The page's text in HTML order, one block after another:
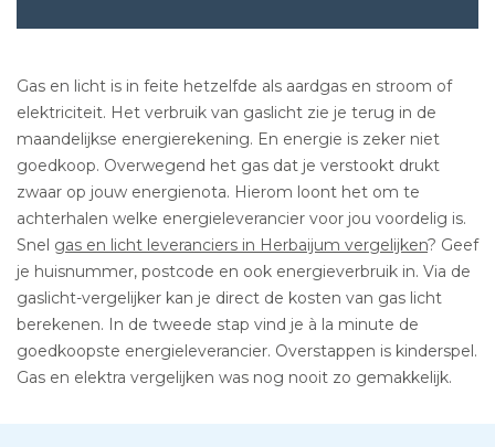
Gas en licht is in feite hetzelfde als aardgas en stroom of
elektriciteit. Het verbruik van gaslicht zie je terug in de
maandelijkse energierekening. En energie is zeker niet
goedkoop. Overwegend het gas dat je verstookt drukt
zwaar op jouw energienota. Hierom loont het om te
achterhalen welke energieleverancier voor jou voordelig is.
Snel gas en licht leveranciers in Herbaijum vergelijken? Geef
je huisnummer, postcode en ook energieverbruik in. Via de
gaslicht-vergelijker kan je direct de kosten van gas licht
berekenen. In de tweede stap vind je à la minute de
goedkoopste energieleverancier. Overstappen is kinderspel.
Gas en elektra vergelijken was nog nooit zo gemakkelijk.